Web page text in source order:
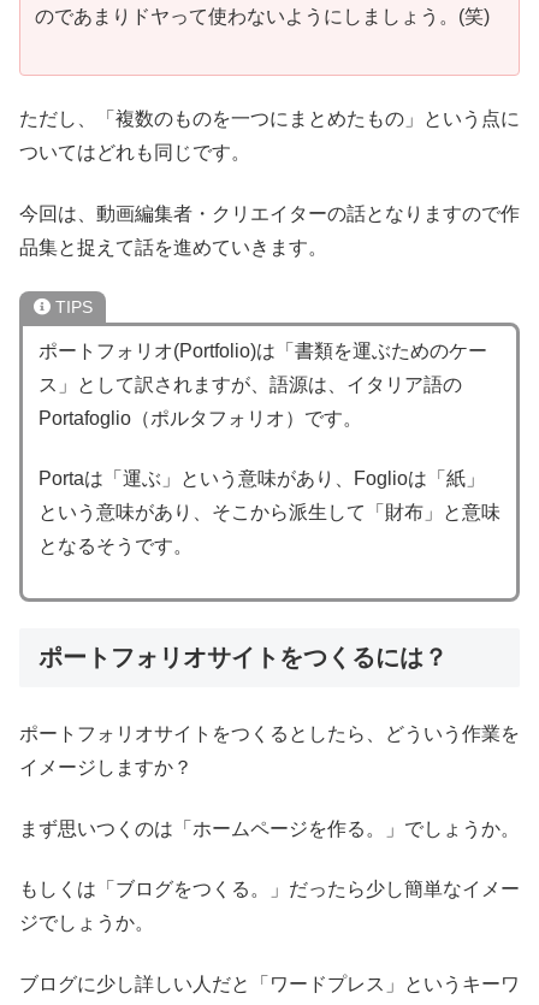
のであまりドヤって使わないようにしましょう。(笑)
ただし、「複数のものを一つにまとめたもの」という点に
ついてはどれも同じです。
今回は、動画編集者・クリエイターの話となりますので作
品集と捉えて話を進めていきます。
TIPS
ポートフォリオ(Portfolio)は「書類を運ぶためのケー
ス」として訳されますが、語源は、イタリア語の
Portafoglio（ポルタフォリオ）です。
Portaは「運ぶ」という意味があり、Foglioは「紙」
という意味があり、そこから派生して「財布」と意味
となるそうです。
ポートフォリオサイトをつくるには？
ポートフォリオサイトをつくるとしたら、どういう作業を
イメージしますか？
まず思いつくのは「ホームページを作る。」でしょうか。
もしくは「ブログをつくる。」だったら少し簡単なイメー
ジでしょうか。
ブログに少し詳しい人だと「ワードプレス」というキーワ